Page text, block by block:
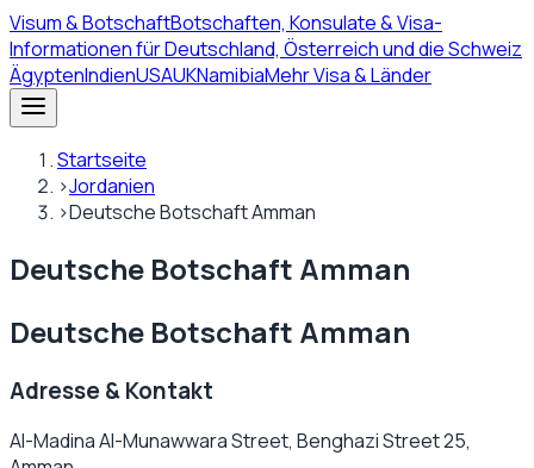
Visum& BotschaftBotschaften, Konsulate & Visa-
Informationen für Deutschland, Österreich und die Schweiz
ÄgyptenIndienUSAUKNamibiaMehr Visa & Länder
Startseite
›Jordanien
›Deutsche Botschaft Amman
Deutsche Botschaft Amman
Deutsche Botschaft Amman
Adresse & Kontakt
Al-Madina Al-Munawwara Street, Benghazi Street 25,